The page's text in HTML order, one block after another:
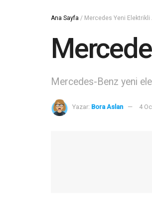
Ana Sayfa / Mercedes Yeni Elektrikli
Mercedes-Benz yeni
Yazar: Bora Aslan 4